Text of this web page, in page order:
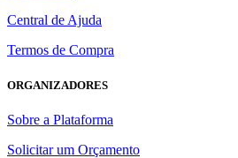
Central de Ajuda
Termos de Compra
ORGANIZADORES
Sobre a Plataforma
Solicitar um Orçamento